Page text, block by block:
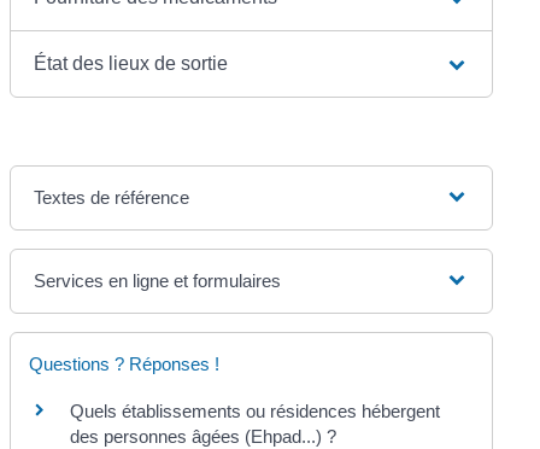
État des lieux de sortie
Textes de référence
Services en ligne et formulaires
Questions ? Réponses !
Quels établissements ou résidences hébergent
des personnes âgées (Ehpad...) ?